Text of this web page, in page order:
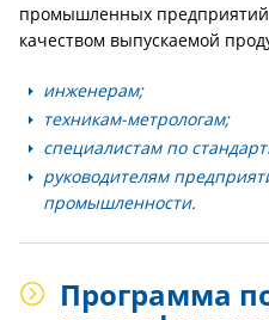
промышленных
качеством выпускаемой
инженерам;
техникам-метрологам;
специалистам по
руководителям
промышленности.
Программа